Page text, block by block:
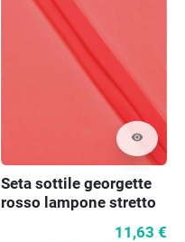
visibility
Seta sottile georgette
rosso lampone stretto
11,63 €